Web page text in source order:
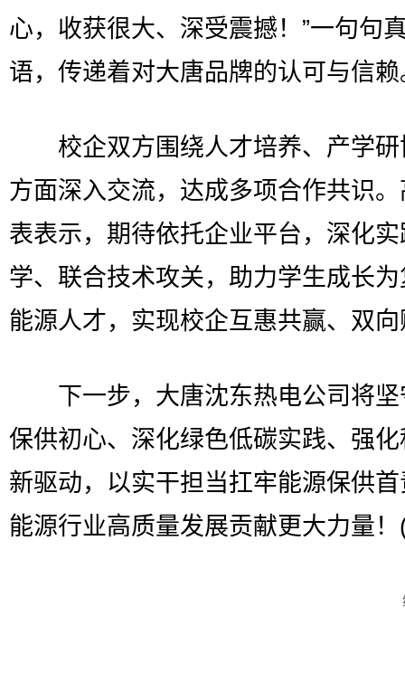
心，收获很大、深受震撼！”一句句
语，传递着对大唐品牌的认可与信赖
校企双方围绕人才培养、产学研
方面深入交流，达成多项合作共识
表表示，期待依托企业平台，深化
学、联合技术攻关，助力学生成长
能源人才，实现校企互惠共赢、双
下一步，大唐沈东热电公司将坚
保供初心、深化绿色低碳实践、强
新驱动，以实干担当扛牢能源保供
能源行业高质量发展贡献更大力量